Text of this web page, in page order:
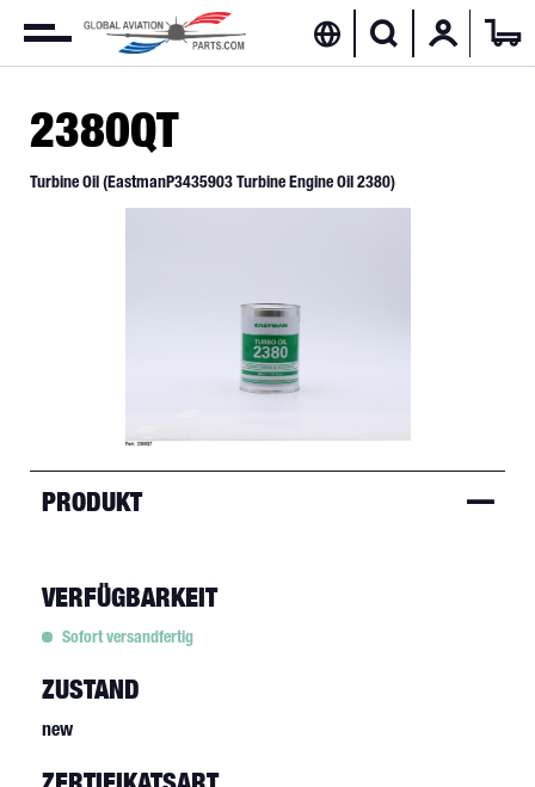
2380QT
Turbine Oil (EastmanP3435903 Turbine Engine Oil 2380)
PRODUKT
VERFÜGBARKEIT
Sofort versandfertig
ZUSTAND
new